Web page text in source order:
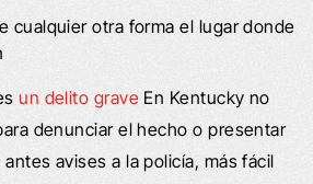
cualquier otra forma el lugar donde
un delito grave En Kentucky no
denunciar el hecho o presentar
avises a la policía, más fácil